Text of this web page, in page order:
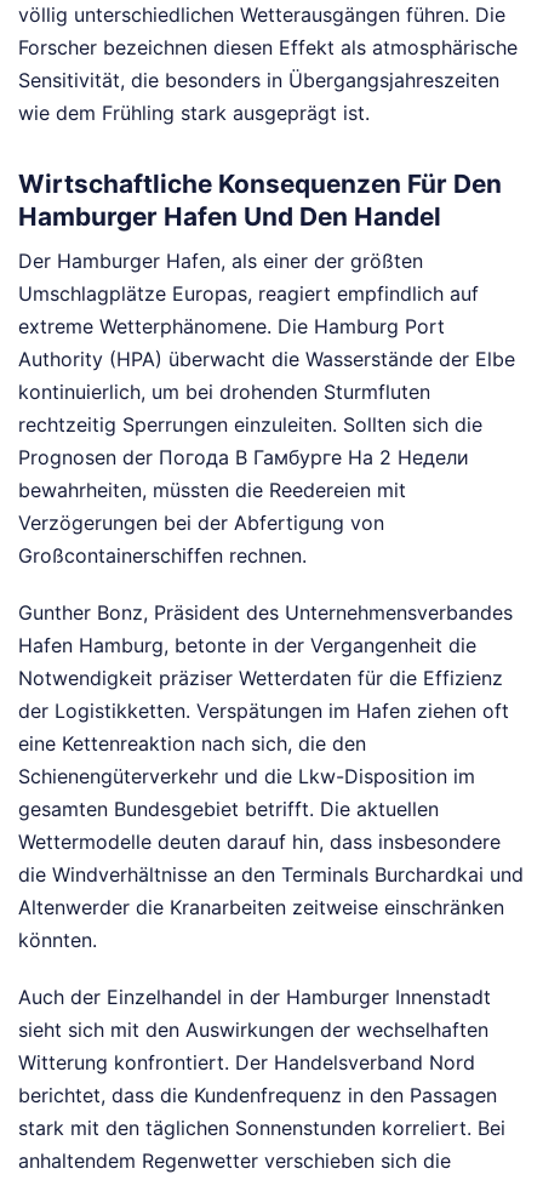
völlig unterschiedlichen Wetterausgängen führen. Die
Forscher bezeichnen diesen Effekt als atmosphärische
Sensitivität, die besonders in Übergangsjahreszeiten
wie dem Frühling stark ausgeprägt ist.
Wirtschaftliche Konsequenzen Für Den
Hamburger Hafen Und Den Handel
Der Hamburger Hafen, als einer der größten
Umschlagplätze Europas, reagiert empfindlich auf
extreme Wetterphänomene. Die Hamburg Port
Authority (HPA) überwacht die Wasserstände der Elbe
kontinuierlich, um bei drohenden Sturmfluten
rechtzeitig Sperrungen einzuleiten. Sollten sich die
Prognosen der Погода В Гамбурге На 2 Недели
bewahrheiten, müssten die Reedereien mit
Verzögerungen bei der Abfertigung von
Großcontainerschiffen rechnen.
Gunther Bonz, Präsident des Unternehmensverbandes
Hafen Hamburg, betonte in der Vergangenheit die
Notwendigkeit präziser Wetterdaten für die Effizienz
der Logistikketten. Verspätungen im Hafen ziehen oft
eine Kettenreaktion nach sich, die den
Schienengüterverkehr und die Lkw-Disposition im
gesamten Bundesgebiet betrifft. Die aktuellen
Wettermodelle deuten darauf hin, dass insbesondere
die Windverhältnisse an den Terminals Burchardkai und
Altenwerder die Kranarbeiten zeitweise einschränken
könnten.
Auch der Einzelhandel in der Hamburger Innenstadt
sieht sich mit den Auswirkungen der wechselhaften
Witterung konfrontiert. Der Handelsverband Nord
berichtet, dass die Kundenfrequenz in den Passagen
stark mit den täglichen Sonnenstunden korreliert. Bei
anhaltendem Regenwetter verschieben sich die